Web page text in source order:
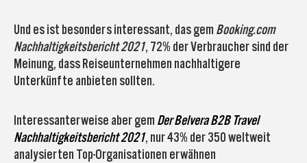
Und es ist besonders interessant, das gem Booking.com
Nachhaltigkeitsbericht 2021, 72% der Verbraucher sind der
Meinung, dass Reiseunternehmen nachhaltigere
Unterkünfte anbieten sollten.
Interessanterweise aber gem Der Belvera B2B Travel
Nachhaltigkeitsbericht 2021, nur 43% der 350 weltweit
analysierten Top-Organisationen erwähnen